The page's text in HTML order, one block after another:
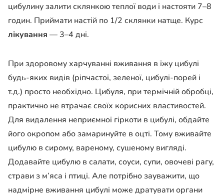
цибулину залити склянкою теплої води і настояти 7–8
годин. Приймати настій по 1/2 склянки натще. Курс
лікування — 3–4 дні.
При здоровому харчуванні вживання в їжу цибулі
будь-яких видів (ріпчастої, зеленої, цибулі-порей і
т.д.) просто необхідно. Цибуля, при термічній обробці,
практично не втрачає своїх корисних властивостей.
Для видалення неприємної гіркоти в цибулі, обдайте
його окропом або замаринуйте в оцті. Тому вживайте
цибулю в сирому, вареному, сушеному вигляді.
Додавайте цибулю в салати, соуси, супи, овочеві рагу,
страви з м’яса і птиці. Але потрібно зауважити, що
надмірне вживання цибулі може дратувати органи